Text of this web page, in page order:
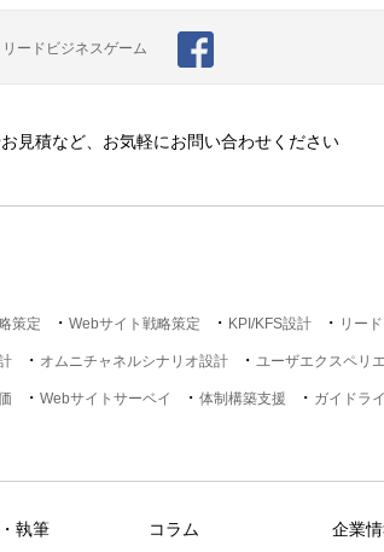
リードビジネスゲーム
見積など、お気軽にお問い合わせください
策定
Webサイト戦略策定 KPI/KFS設計 リー
オムニチャネルシナリオ設計 ユーザエクスペリ
Webサイトサーベイ 体制構築支援 ガイドラ
執筆 コラム 企業